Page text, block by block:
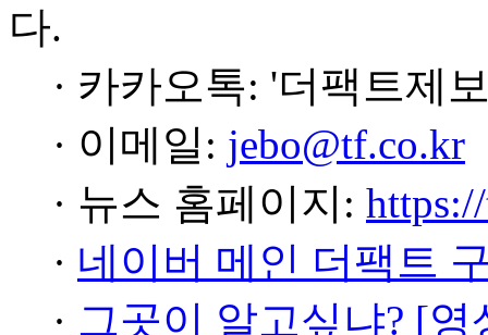
다.
· 카카오톡: '더팩트제
· 이메일: jebo@tf.co.kr
· 뉴스 홈페이지:
· 네이버 메인 더팩트
· 그곳이 알고싶냐? [